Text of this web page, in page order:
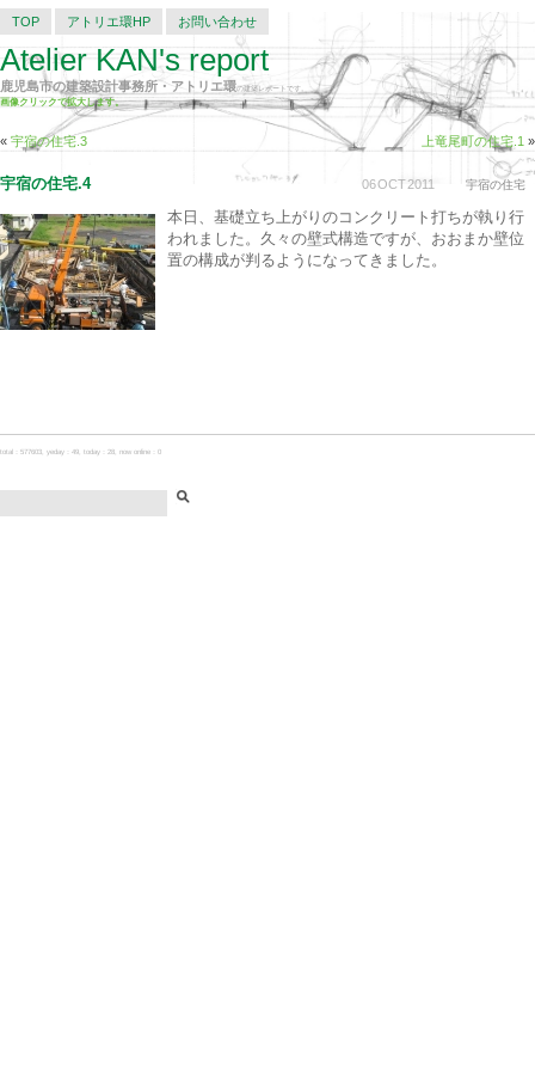
TOP アトリエ環HP お問い合わせ
Atelier KAN's report
鹿児島市の建築設計事務所・アトリエ環の建築レポートです。
画像クリックで拡大します。
« 宇宿の住宅.3 上竜尾町の住宅.1 »
06OCT2011 宇宿の住宅
宇宿の住宅.4
本日、基礎立ち上がりのコンクリート打ちが執り行
われました。久々の壁式構造ですが、おおまか壁位
置の構成が判るようになってきました。
total：577603, yeday：49, today：28, now online：0